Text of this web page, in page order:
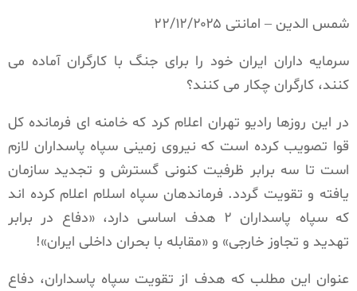
شمس الدین – امانتی ۲۲/۱۲/۲۰۲۵
سرمایه داران ایران خود را برای جنگ با کارگران آماده می
کنند، کارگران چکار می کنند؟
در این روزها رادیو تهران اعلام کرد که خامنه ای فرمانده کل
قوا تصویب کرده است که نیروی زمینی سپاه پاسداران لازم
است تا سه برابر ظرفیت کنونی گسترش و تجدید سازمان
یافته و تقویت گردد. فرماندهان سپاه اسلام اعلام کرده اند
که سپاه پاسداران ۲ هدف اساسی دارد، «دفاع در برابر
تهدید و تجاوز خارجی» و «مقابله با بحران داخلی ایران»!
عنوان این مطلب که هدف از تقویت سپاه پاسداران، دفاع